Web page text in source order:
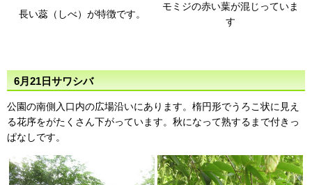
長い蕊（しべ）が特徴です。
モミジの赤い葉が混じっていま
す
6月21日サワシバ
公園の南側入口内の広場沿いにあります。楕円形でうろこ状に見え
る花序をがたくさん下がっています。秋になって熟するまで付きっ
ぱなしです。